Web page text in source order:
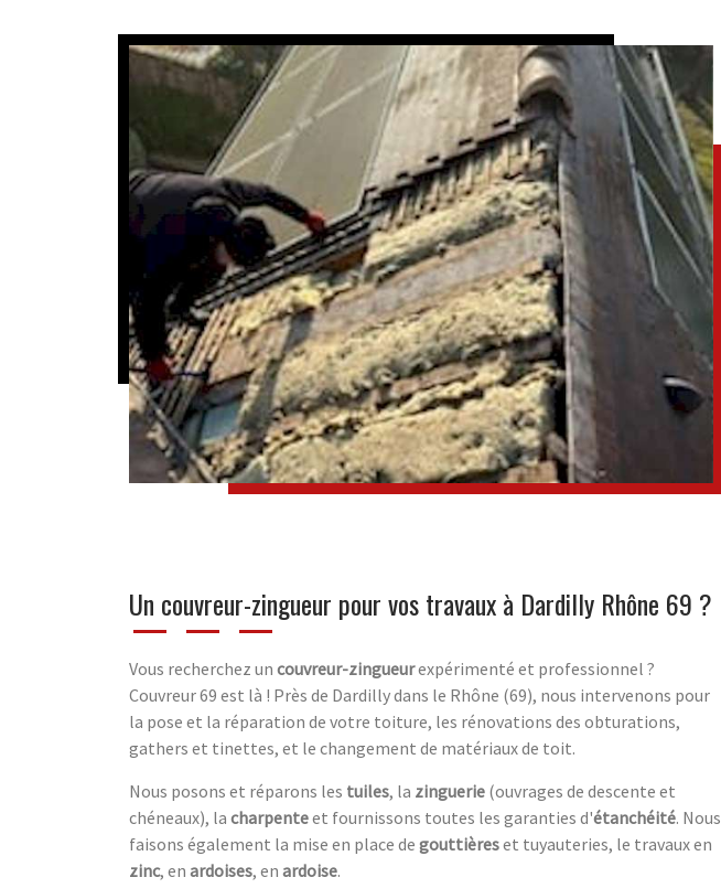
Un couvreur-zingueur pour vos travaux à Dardilly Rhône 69 ?
Vous recherchez un couvreur-zingueurexpérimenté et professionnel ?
Couvreur 69 est là ! Près de Dardilly dans le Rhône (69), nous intervenons pour
la pose et la réparation de votre toiture, les rénovations des obturations,
gathers et tinettes, et le changement de matériaux de toit.
Nous posons et réparons les tuiles, la zinguerie (ouvrages de descente et
chéneaux), la charpenteet fournissons toutes les garanties d'étanchéité. Nous
faisons également la mise en place de gouttièreset tuyauteries, le travaux en
zinc, en ardoises, en ardoise.